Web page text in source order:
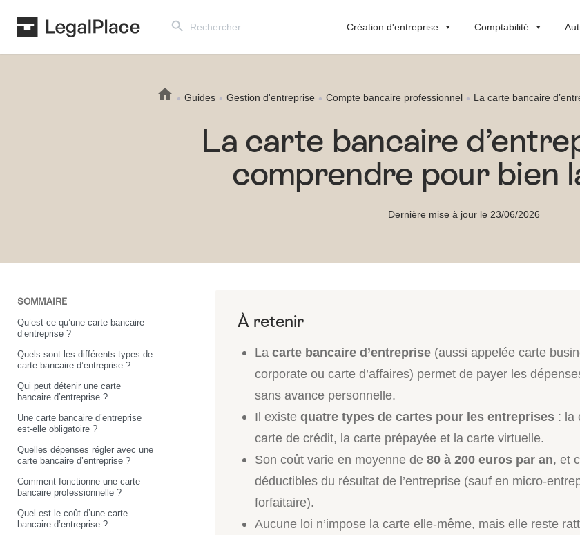
for:
Création d'entreprise Comptabilité
Guides Gestion d'entreprise Compte bancaire professionnel La carte bancaire
La carte bancaire
comprendre pour bien
Dernière mise à jour le 23/06/2026
SOMMAIRE
Qu’est-ce qu’une carte bancaire
d’entreprise ?
Quels sont les différents types de
carte bancaire d’entreprise ?
Qui peut détenir une carte
bancaire d’entreprise ?
Une carte bancaire d’entreprise
est-elle obligatoire ?
Quelles dépenses régler avec une
carte bancaire d’entreprise ?
Comment fonctionne une carte
bancaire professionnelle ?
Quel est le coût d’une carte
bancaire d’entreprise ?
La carte bancaire d’entreprise (aussi appelée carte
corporate ou carte d’affaires) permet de payer les
sans avance personnelle.
Il existe quatre types de cartes pour les entreprises : la
carte de crédit, la carte prépayée et la carte virtuelle.
Son coût varie en moyenne de 80 à 200 euros par an, et
déductibles du résultat de l’entreprise (sauf en micro-
forfaitaire).
Aucune loi n’impose la carte elle-même, mais elle reste